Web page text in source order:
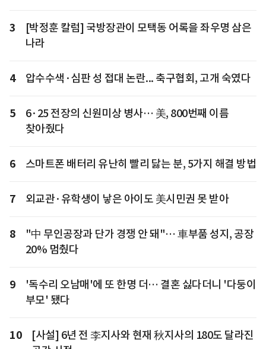
3
[박정훈 칼럼] 국방장관이 모택동 어록을 좌우명 삼은
나라
4 압수수색·심판 성 접대 논란... 축구협회, 고개 숙였다
5
6·25 전장의 신원미상 병사… 美, 800번째 이름
찾아줬다
6 스마트폰 배터리 유난히 빨리 닳는 분, 5가지 해결 방법
7 외교관·유학생이 낳은 아이도 美시민권 못 받아
8
"中 무인공장과 단가 경쟁 안 돼"… 車부품 성지, 공장
20% 멈췄다
9
'독수리 오남매'에 또 한명 더… 결혼 싫다더니 '다둥이
부모' 됐다
10
[사설] 6년 전 李지사와 현재 秋지사의 180도 달라진